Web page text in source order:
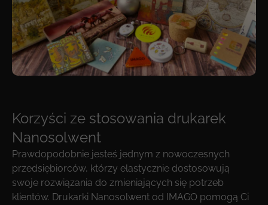
Korzyści ze stosowania drukarek
Nanosolwent
Prawdopodobnie jesteś jednym z nowoczesnych
przedsiębiorców, którzy elastycznie dostosowują
swoje rozwiązania do zmieniających się potrzeb
klientów. Drukarki Nanosolwent od IMAGO pomogą Ci